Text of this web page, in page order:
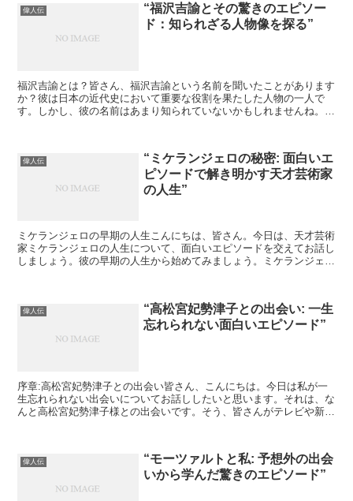
偉人伝
“福沢吉諭とその驚きのエピソー
ド：知られざる人物像を探る”
福沢吉諭とは？皆さん、福沢吉諭という名前を聞いたことがあります
か？彼は日本の近代史において重要な役割を果たした人物の一人で
す。しかし、彼の名前はあまり知られていないかもしれませんね。そ
偉人伝
“ミケランジェロの秘密: 面白いエ
ピソードで解き明かす天才芸術家
の人生”
ミケランジェロの早期の人生こんにちは、皆さん。今日は、天才芸術
家ミケランジェロの人生について、面白いエピソードを交えてお話し
しましょう。彼の早期の人生から始めてみましょう。ミケランジェロ
偉人伝
“高松宮妃勢津子との出会い: 一生
忘れられない面白いエピソード”
序章:高松宮妃勢津子との出会い皆さん、こんにちは。今日は私が一
生忘れられない出会いについてお話ししたいと思います。それは、な
んと高松宮妃勢津子様との出会いです。そう、皆さんがテレビや新聞
偉人伝
“モーツァルトと私: 予想外の出会
いから学んだ驚きのエピソード”